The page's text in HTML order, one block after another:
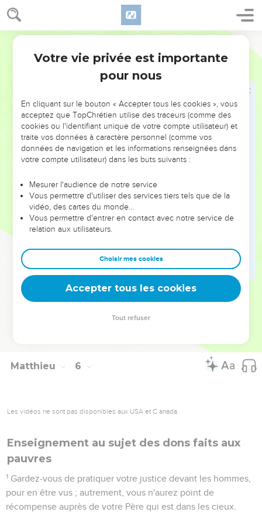
Matthieu 5
laisse-lui encore ton manteau.
41 Si quelqu'un te force à faire un mille, fais-en deux avec lui.
celui qui veut emprunter de toi.
Vous avez appris qu'il a été dit : Tu aimeras ton prochain,
et tu haïras ton ennemi.
Mais moi, je vous dis : Aimez vos ennemis, bénissez ceux
qui vous maudissent, faites du bien à ceux qui vous haïssent,
persécutent,
afin que vous soyez fils de votre Père qui est dans les
cieux ; car il fait lever son soleil sur les méchants et sur les
bons, et il fait pleuvoir sur les justes et sur les injustes.
Si vous aimez ceux qui vous aiment, quelle récompense
méritez-vous ? Les publicains aussi n'agissent-ils pas de
même ?
Et si vous saluez seulement vos frères, que faites-vous
Soyez donc parfaits, comme votre Père céleste est parfait.
Matthieu 6
Les vidéos ne sont pas disponibles aux USA et C anada.
Enseignement au sujet des dons faits aux
pauvres
1 Gardez-vous de pratiquer votre justice devant les hommes,
pour en être vus ; autrement, vous n'aurez point de
récompense auprès de votre Père qui est dans les cieux.
Votre vie privée est importante
pour nous
En cliquant sur le bouton « Accepter tous les cookies », vous
acceptez que TopChrétien utilise des traceurs (comme des
cookies ou l'identifiant unique de votre compte utilisateur) et
traite vos données à caractère personnel (comme vos
données de navigation et les informations renseignées dans
votre compte utilisateur) dans les buts suivants :
Mesurer l'audience de notre service
Vous permettre d'utiliser des services tiers tels que de la
vidéo, des cartes du monde…
Vous permettre d'entrer en contact avec notre service de
relation aux utilisateurs.
Choisir mes cookies
Accepter tous les cookies
Tout refuser